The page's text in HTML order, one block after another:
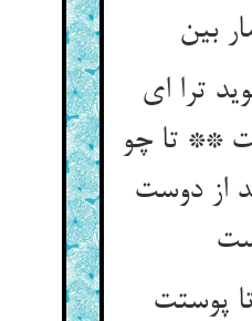
بین‏
ترا ای
** تا چو
از دوست
پوستت